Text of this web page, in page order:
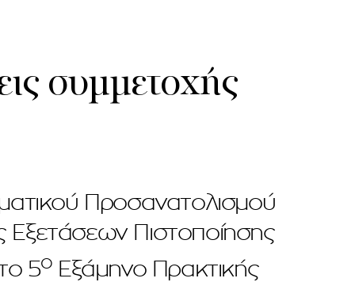
συμμετοχής
Προσανατολισμού
Εξετάσεων Πιστοποίησης
5οΕξάμηνο Πρακτικής